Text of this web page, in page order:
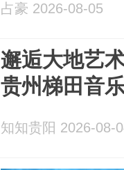
占豪 2026-08-05
邂逅大地艺
贵州梯田音
知知贵阳 2026-08-